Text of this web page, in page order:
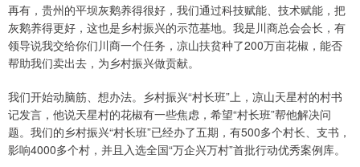
再有，贵州的平坝灰鹅养得很好，我们通过科技赋能、技术赋能，把
灰鹅养得更好，这也是乡村振兴的示范基地。我是川商总会会长，有
领导说我交给你们川商一个任务，凉山扶贫种了200万亩花椒，能否
帮助我们卖出去，为乡村振兴做贡献。
我们开始动脑筋、想办法。乡村振兴“村长班”上，凉山天星村的村书
记发言，他说天星村的花椒有一些焦虑，希望“村长班”帮他解决问
题。我们的乡村振兴“村长班”已经办了五期，有500多个村长、支书，
影响4000多个村，并且入选全国“万企兴万村”首批行动优秀案例库。